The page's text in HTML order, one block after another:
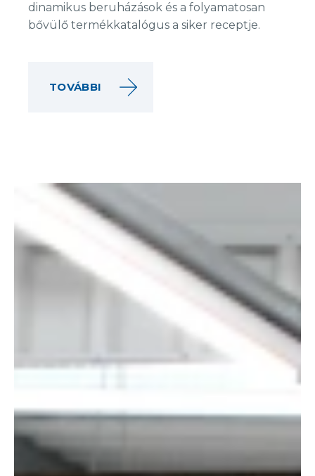
dinamikus beruházások és a folyamatosan
bővülő termékkatalógus a siker receptje.
TOVÁBBI